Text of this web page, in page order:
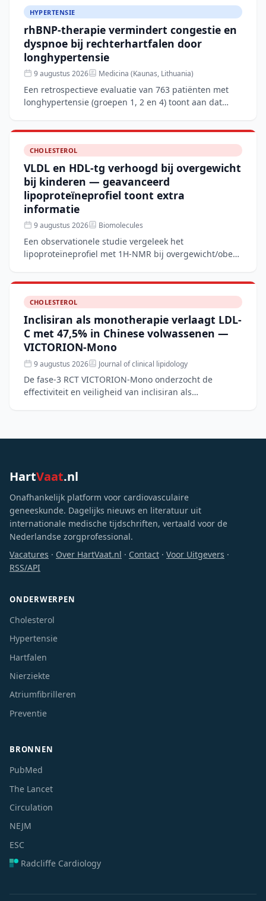
HYPERTENSIE
rhBNP-therapie vermindert congestie en
dyspnoe bij rechterhartfalen door
longhypertensie
9 augustus 2026 Medicina (Kaunas, Lithuania)
Een retrospectieve evaluatie van 763 patiënten met
longhypertensie (groepen 1, 2 en 4) toont aan dat
CHOLESTEROL
VLDL en HDL-tg verhoogd bij overgewicht
bij kinderen — geavanceerd
lipoproteïneprofiel toont extra
informatie
9 augustus 2026 Biomolecules
Een observationele studie vergeleek het
lipoproteïneprofiel met 1H-NMR bij overgewicht/obese
CHOLESTEROL
Inclisiran als monotherapie verlaagt LDL-
C met 47,5% in Chinese volwassenen —
VICTORION-Mono
9 augustus 2026 Journal of clinical lipidology
De fase-3 RCT VICTORION-Mono onderzocht de
effectiviteit en veiligheid van inclisiran als
HartVaat.nl
Onafhankelijk platform voor cardiovasculaire
geneeskunde. Dagelijks nieuws en literatuur uit
internationale medische tijdschriften, vertaald voor de
Nederlandse zorgprofessional.
Vacatures · Over HartVaat.nl · Contact · Voor Uitgevers ·
RSS/API
ONDERWERPEN
Cholesterol
Hypertensie
Hartfalen
Nierziekte
Atriumfibrilleren
Preventie
BRONNEN
PubMed
The Lancet
Circulation
NEJM
ESC
Radcliffe Cardiology